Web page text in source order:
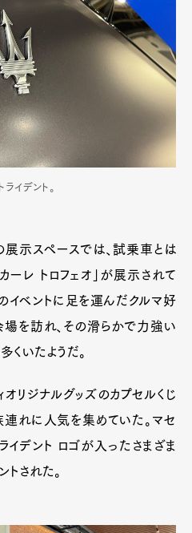
イデント。
示スペースでは、試乗車とは
ーレ トロフェオ」が展示されて
イベントに足を運んだクルマ好
場を訪れ、その滑らかで力強い
くいたようだ。
リジナルグッズのカプセルくじ
連れに人気を集めていた。マセ
イデント ロゴが入ったさまざま
トされた。